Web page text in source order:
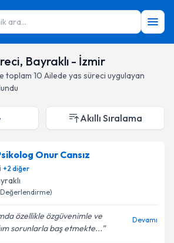
ara...
Bayraklı - İzmir
toplam 10 Ailede yas süreci uygulayan
Akıllı Sıralama
Onur Cansız
+2 diğer
Değerlendirme)
özellikle özgüvenimle ve
sorunlarla baş etmekte...
Devamı